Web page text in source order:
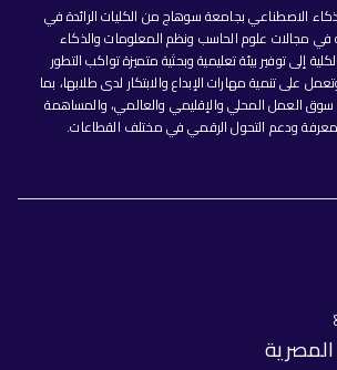
الاصطناعي بجامعة سوهاج من الكليات الرائدة في
في مجالات علوم الحاسب ونظم المعلومات والذكاء
إلى توفير بيئة تعليمية وبحثية متميزة تواكب التطور
على تنمية مهارات الإبداع والابتكار لدى طلابها، بما
العمل المحلي والإقليمي والعالمي، والمساهمة
ودعم التحول الرقمي في مختلف القطاعات.